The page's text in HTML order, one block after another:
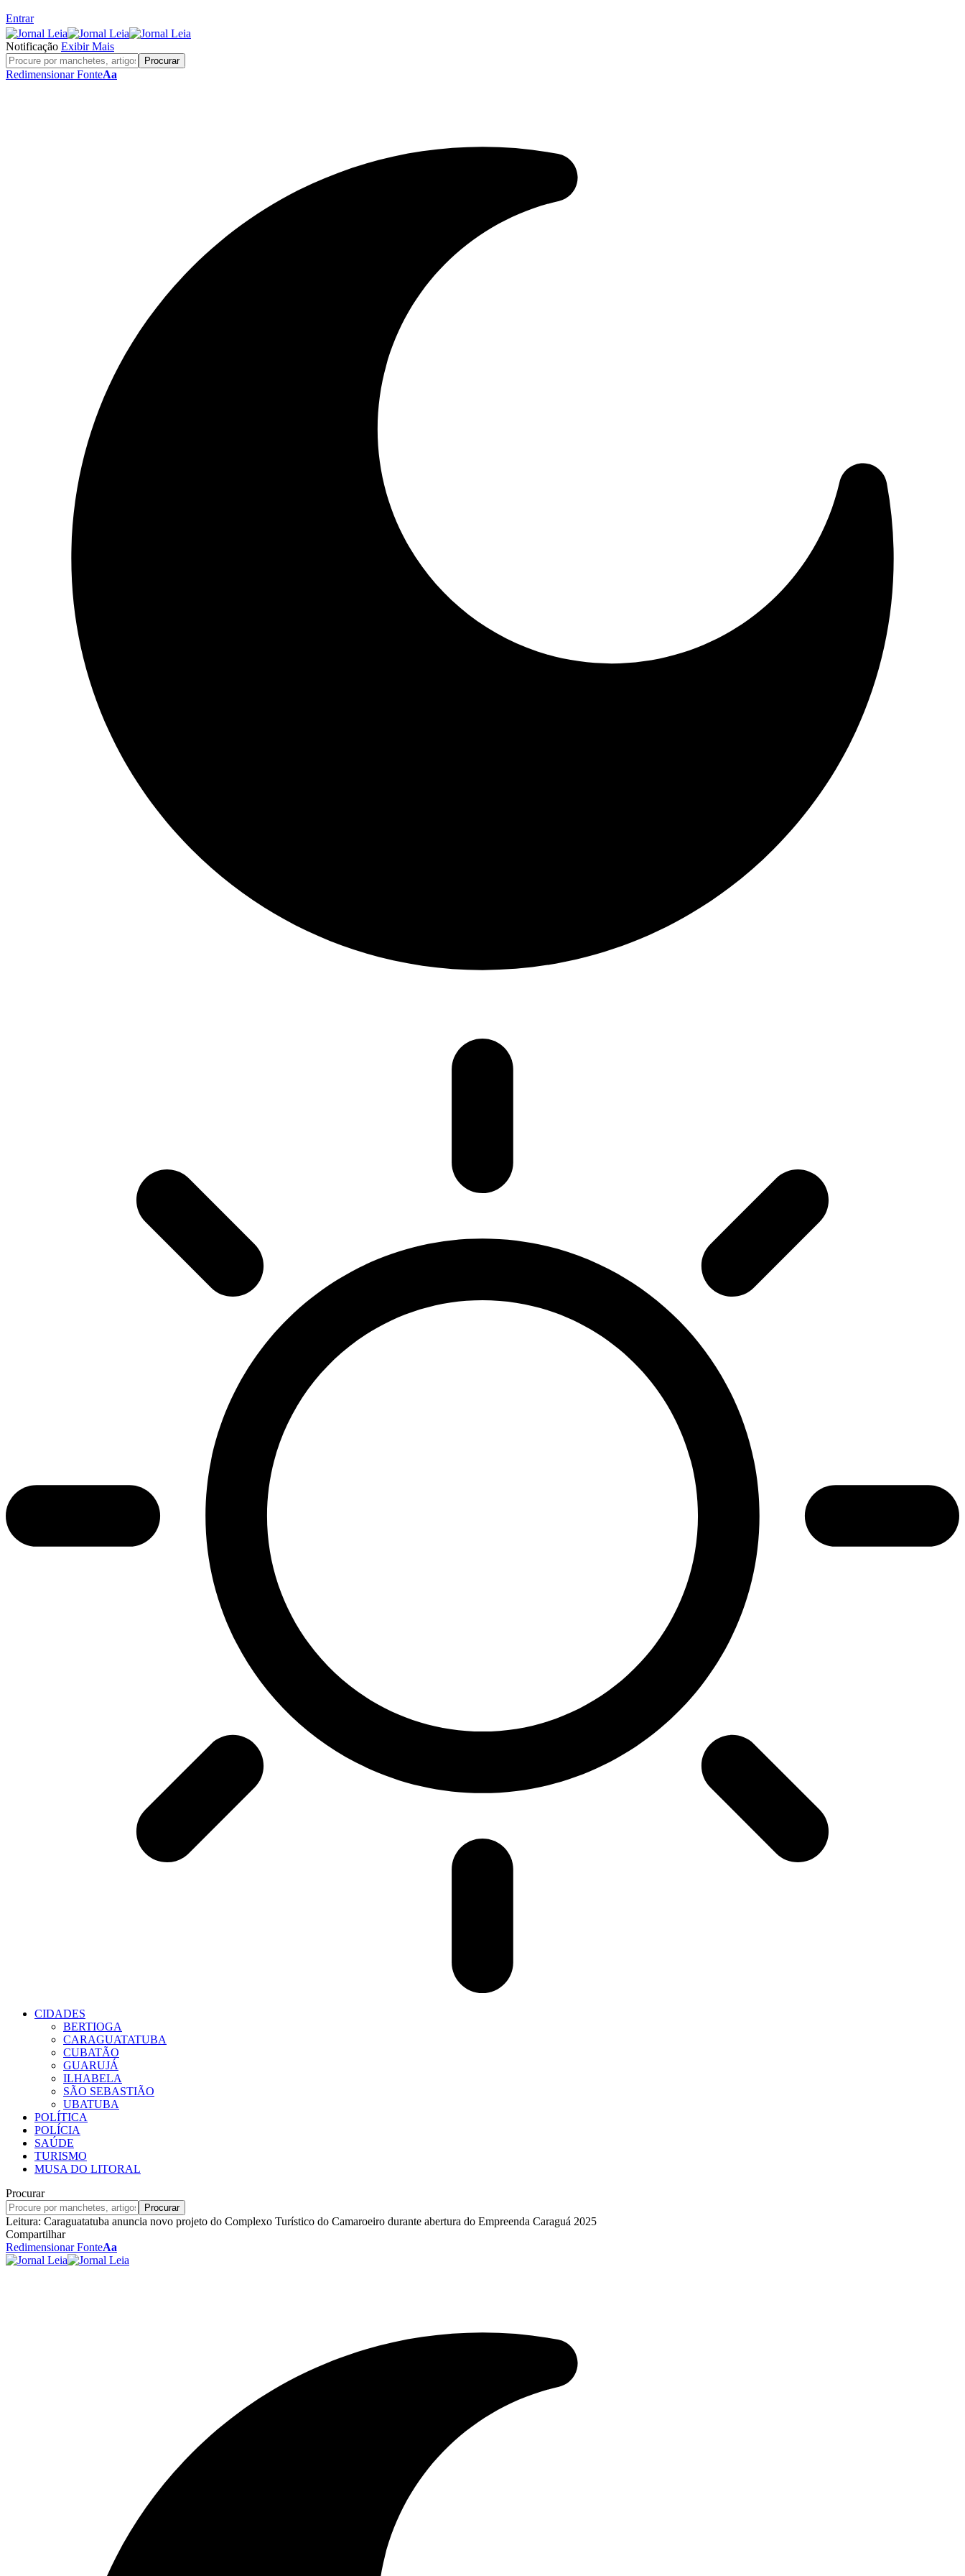
Entrar
Notificação Exibir Mais
Redimensionar FonteAa
CIDADES
BERTIOGA
CARAGUATATUBA
CUBATÃO
GUARUJÁ
ILHABELA
SÃO SEBASTIÃO
UBATUBA
POLÍTICA
POLÍCIA
SAÚDE
TURISMO
MUSA DO LITORAL
Procurar
Leitura: Caraguatatuba anuncia novo projeto do Complexo Turístico do Camaroeiro durante abertura do Empreenda Caraguá 2025
Compartilhar
Redimensionar FonteAa